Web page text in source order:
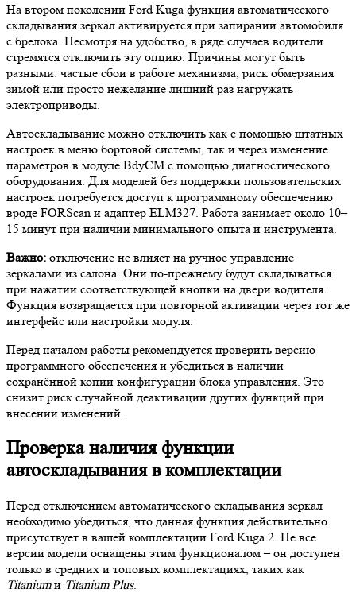
На втором поколении Ford Kuga функция автоматического
складывания зеркал активируется при запирании автомобиля
с брелока. Несмотря на удобство, в ряде случаев водители
стремятся отключить эту опцию. Причины могут быть
разными: частые сбои в работе механизма, риск обмерзания
зимой или просто нежелание лишний раз нагружать
электроприводы.
Автоскладывание можно отключить как с помощью штатных
настроек в меню бортовой системы, так и через изменение
параметров в модуле BdyCM с помощью диагностического
оборудования. Для моделей без поддержки пользовательских
настроек потребуется доступ к программному обеспечению
вроде FORScan и адаптер ELM327. Работа занимает около 10–
15 минут при наличии минимального опыта и инструмента.
Важно: отключение не влияет на ручное управление
зеркалами из салона. Они по-прежнему будут складываться
при нажатии соответствующей кнопки на двери водителя.
Функция возвращается при повторной активации через тот же
интерфейс или настройки модуля.
Перед началом работы рекомендуется проверить версию
программного обеспечения и убедиться в наличии
сохранённой копии конфигурации блока управления. Это
снизит риск случайной деактивации других функций при
внесении изменений.
Проверка наличия функции
автоскладывания в комплектации
Перед отключением автоматического складывания зеркал
необходимо убедиться, что данная функция действительно
присутствует в вашей комплектации Ford Kuga 2. Не все
версии модели оснащены этим функционалом – он доступен
только в средних и топовых комплектациях, таких как
Titaniumи Titanium Plus.